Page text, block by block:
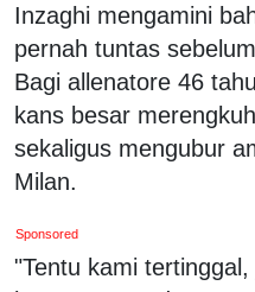
Inzaghi mengamini
pernah tuntas
Bagi allenatore 46
kans besar merengkuh
sekaligus mengubur
Milan.
Sponsored
"Tentu kami